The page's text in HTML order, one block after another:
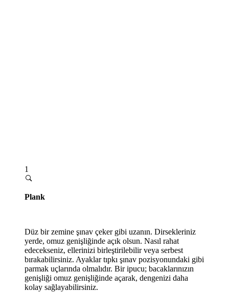
1
Plank
Düz bir zemine şınav çeker gibi uzanın. Dirsekleriniz
yerde, omuz genişliğinde açık olsun. Nasıl rahat
edecekseniz, ellerinizi birleştirilebilir veya serbest
bırakabilirsiniz. Ayaklar tıpkı şınav pozisyonundaki gibi
parmak uçlarında olmalıdır. Bir ipucu; bacaklarınızın
genişliği omuz genişliğinde açarak, dengenizi daha
kolay sağlayabilirsiniz.